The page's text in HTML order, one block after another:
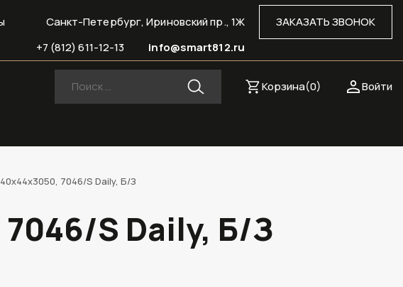
ЗАКАЗАТЬ ЗВОНОК
Санкт-Петербург, Ириновский пр., 1Ж
info@smart812.ru
+7 (812) 611-12-13
Войти
Корзина(0)
7046/S Daily, Б/З
S Daily, Б/З